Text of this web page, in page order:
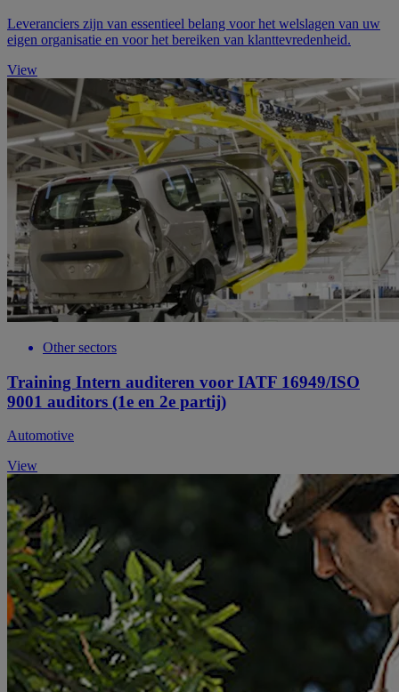
Leveranciers zijn van essentieel belang voor het welslagen van uw
eigen organisatie en voor het bereiken van klanttevredenheid.
View
Other sectors
Training Intern auditeren voor IATF 16949/ISO
9001 auditors (1e en 2e partij)
Automotive
View